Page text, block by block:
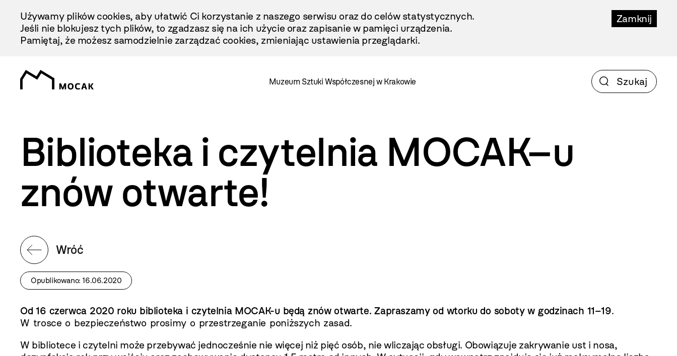
Treści
Zamknij
Używamy plików cookies, aby ułatwić Ci korzystanie z naszego serwisu oraz do celów statystycznych.
Jeśli nie blokujesz tych plików, to zgadzasz się na ich użycie oraz zapisanie w pamięci urządzenia.
Pamiętaj, że możesz samodzielnie zarządzać cookies, zmieniając ustawienia przeglądarki.
Muzeum Sztuki Współczesnej w Krakowie
Biblioteka i czytelnia MOCAK–u
znów otwarte!
Wróć
Opublikowano: 16.06.2020
Od 16 czerwca 2020 roku biblioteka i czytelnia MOCAK-u będą znów otwarte. Zapraszamy od wtorku do soboty w godzinach 11–19.
W trosce o bezpieczeństwo prosimy o przestrzeganie poniższych zasad.
W bibliotece i czytelni może przebywać jednocześnie nie więcej niż pięć osób, nie wliczając obsługi. Obowiązuje zakrywanie ust i nosa,